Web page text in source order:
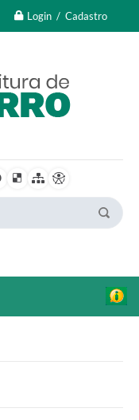
Login / Cadastro